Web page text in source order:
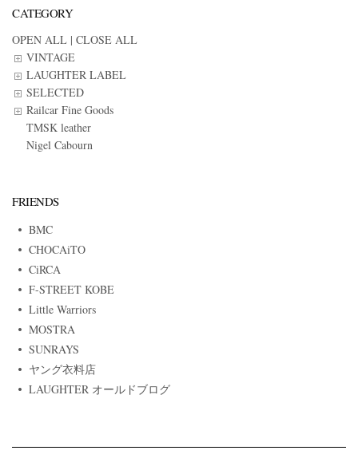
CATEGORY
OPEN ALL | CLOSE ALL
VINTAGE
LAUGHTER LABEL
SELECTED
Railcar Fine Goods
TMSK leather
Nigel Cabourn
FRIENDS
BMC
CHOCAiTO
CiRCA
F-STREET KOBE
Little Warriors
MOSTRA
SUNRAYS
ヤング衣料店
LAUGHTER オールドブログ